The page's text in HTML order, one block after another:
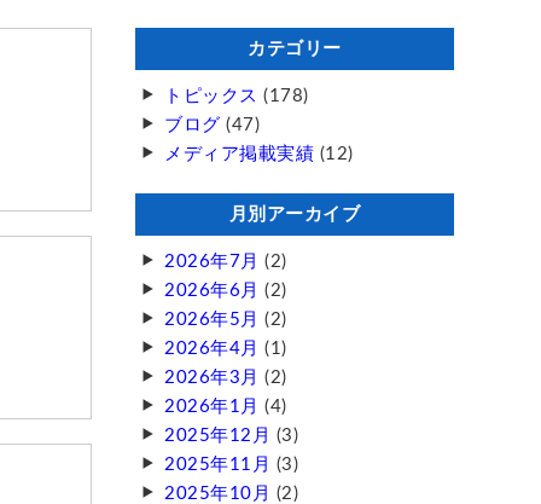
カテゴリー
トピックス (178)
ブログ (47)
メディア掲載実績 (12)
月別アーカイブ
2026年7月 (2)
2026年6月 (2)
2026年5月 (2)
2026年4月 (1)
2026年3月 (2)
2026年1月 (4)
2025年12月 (3)
2025年11月 (3)
2025年10月 (2)